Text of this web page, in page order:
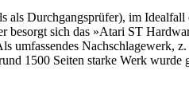
Durchgangsprüfer), im
sich das »Atari ST
Nachschlagewerk,
1500 Seiten starke Werk wurde